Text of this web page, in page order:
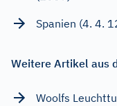
Spanien (4. 4.
Weitere Artikel aus
Woolfs